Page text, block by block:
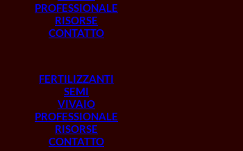
PROFESSIONALE
RISORSE
CONTATTO
FERTILIZZANTI
SEMI
VIVAIO
PROFESSIONALE
RISORSE
CONTATTO